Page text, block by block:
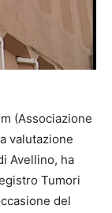
(Associazione
valutazione
Avellino, ha
Tumori
del